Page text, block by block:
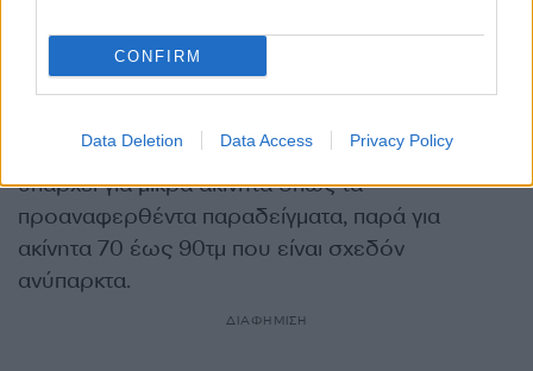
CONFIRM
Data Deletion Data Access Privacy Policy
εμπίπτουν μικρότερα ακίνητα που απευθύνονται
σε φοιτητές, εργαζόμενους ή νεαρά ζευγάρια.
Αξίζει να σημειωθεί πως μεγαλύτερη προσφορά
υπάρχει για μικρά ακίνητα όπως τα
προαναφερθέντα παραδείγματα, παρά για
ακίνητα 70 έως 90τμ που είναι σχεδόν
ανύπαρκτα.
ΔΙΑΦΗΜΙΣΗ